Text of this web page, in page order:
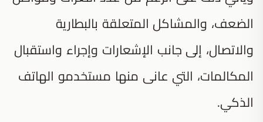
الضعف، والمشاكل المتعلقة بالبطارية
والاتصال، إلى جانب الإشعارات وإجراء واستقبال
المكالمات، التي عانى منها مستخدمو الهاتف
الذكي.